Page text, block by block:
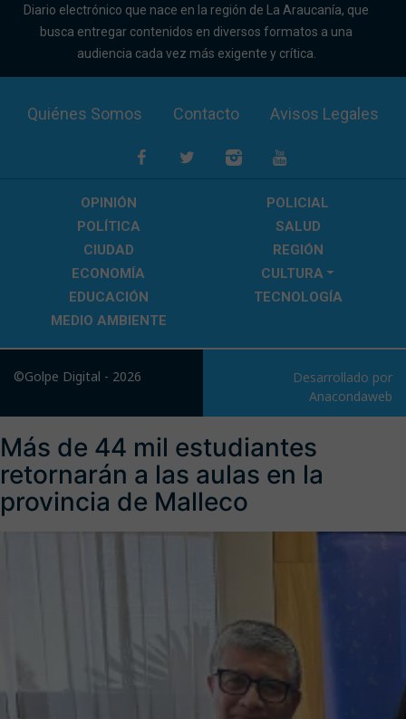
Diario electrónico que nace en la región de La Araucanía, que
busca entregar contenidos en diversos formatos a una
audiencia cada vez más exigente y crítica.
Quiénes Somos Contacto Avisos Legales
OPINIÓN
POLICIAL
POLÍTICA
SALUD
CIUDAD
REGIÓN
ECONOMÍA
CULTURA
EDUCACIÓN
TECNOLOGÍA
MEDIO AMBIENTE
©Golpe Digital - 2026
Desarrollado por
Anacondaweb
Más de 44 mil estudiantes
retornarán a las aulas en la
provincia de Malleco